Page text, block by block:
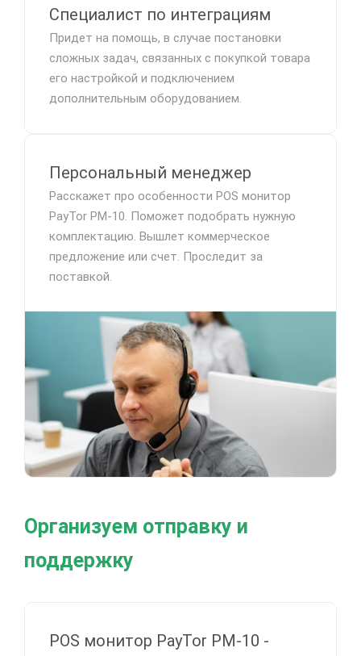
Специалист по интеграциям
Придет на помощь, в случае постановки
сложных задач, связанных с покупкой товара
его настройкой и подключением
дополнительным оборудованием.
Персональный менеджер
Расскажет про особенности POS монитор
PayTor PM-10. Поможет подобрать нужную
комплектацию. Вышлет коммерческое
предложение или счет. Проследит за
поставкой.
Организуем отправку и
поддержку
POS монитор PayTor PM-10 -